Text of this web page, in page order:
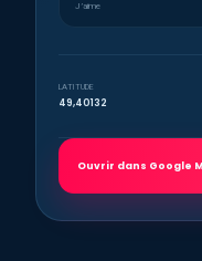
J’aime
LATITUDE
49,40132
Ouvrir dans Google